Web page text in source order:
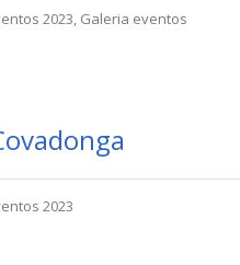
2023, Galeria eventos
2023